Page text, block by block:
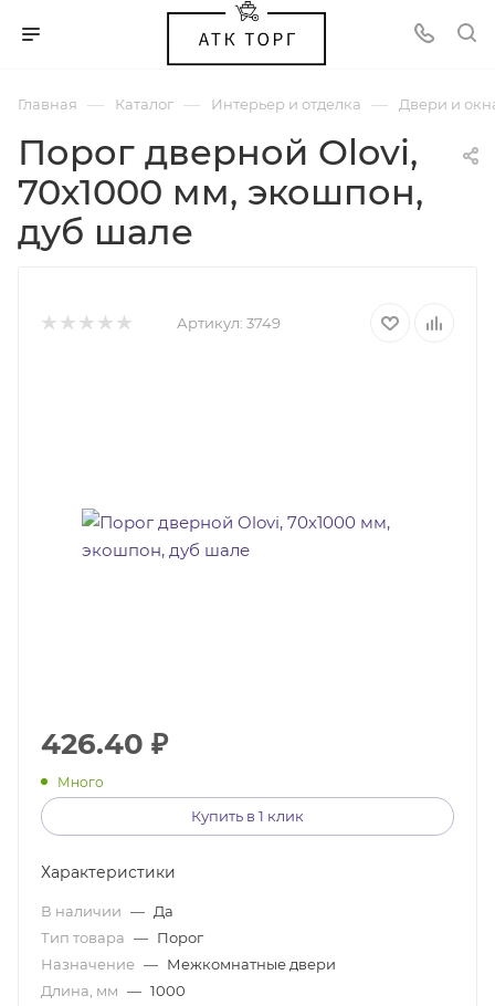
Главная — Каталог — Интерьер и отделка — Двери и
Порог дверной Olovi,
70х1000 мм, экошпон,
дуб шале
Артикул: 3749
426.40 ₽
Много
Купить в 1 клик
Характеристики
В наличии — Да
Тип товара — Порог
Назначение — Межкомнатные двери
Длина, мм — 1000